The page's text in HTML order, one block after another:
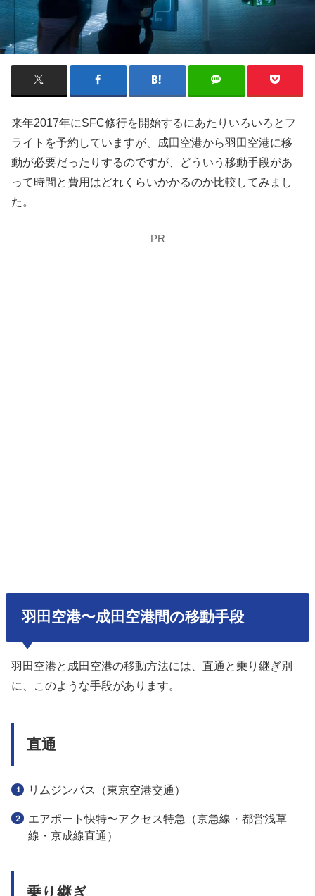
来年2017年にSFC修行を開始するにあたりいろいろとフ
ライトを予約していますが、成田空港から羽田空港に移
動が必要だったりするのですが、どういう移動手段があ
って時間と費用はどれくらいかかるのか比較してみまし
た。
PR
羽田空港〜成田空港間の移動手段
羽田空港と成田空港の移動方法には、直通と乗り継ぎ別
に、このような手段があります。
直通
リムジンバス（東京空港交通）
エアポート快特〜アクセス特急（京急線・都営浅草
線・京成線直通）